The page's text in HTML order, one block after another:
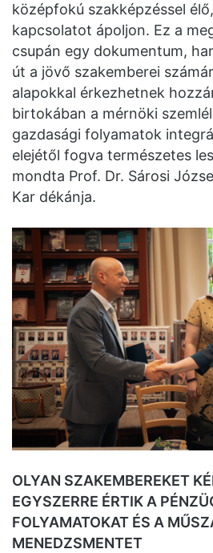
középfokú szakképzéssel
kapcsolatot ápoljon. Ez a
csupán egy dokumentum,
út a jövő szakemberei
alapokkal érkezhetnek
birtokában a mérnöki
gazdasági folyamatok
elejétől fogva természetes
mondta Prof. Dr. Sárosi
Kar dékánja.
OLYAN SZAKEMBEREKET
EGYSZERRE ÉRTIK A
FOLYAMATOKAT ÉS A
MENEDZSMENTET